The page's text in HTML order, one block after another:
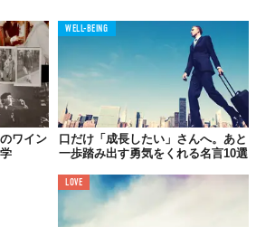
生きるということである。
明瞭で、とてもシンプルなことであ
あるということ以上のことを成し遂
のような錯覚に急き立てられている
ワイン
WELL-BEING
口だけ「成長したい」さんへ。あと
一歩踏み出す勇気をくれる名言10選
LOVE